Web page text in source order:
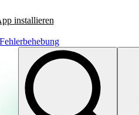
installieren